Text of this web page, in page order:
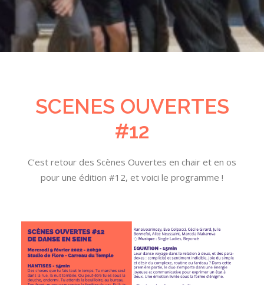
SCENES OUVERTES
#12
C’est retour des Scènes Ouvertes en chair et en os
pour une édition #12, et voici le programme !